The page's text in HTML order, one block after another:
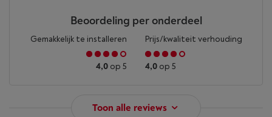
Beoordeling per onderdeel
Gemakkelijk te installeren
4,0 op 5
Prijs/kwaliteit verhouding
4,0 op 5
Toon alle reviews